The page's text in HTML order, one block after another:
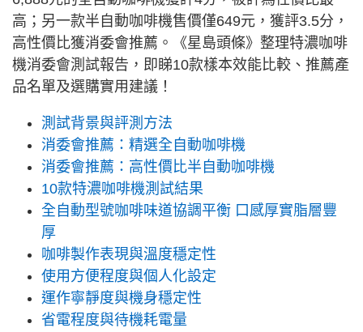
高；另一款半自動咖啡機售價僅649元，獲評3.5分，
高性價比獲消委會推薦。《星島頭條》整理特濃咖啡
機消委會測試報告，即睇10款樣本效能比較、推薦產
品名單及選購實用建議！
測試背景與評測方法
消委會推薦：精選全自動咖啡機
消委會推薦：高性價比半自動咖啡機
10款特濃咖啡機測試結果
全自動型號咖啡味道協調平衡 口感厚實脂層豐
厚
咖啡製作表現與溫度穩定性
使用方便程度與個人化設定
運作寧靜度與機身穩定性
省電程度與待機耗電量